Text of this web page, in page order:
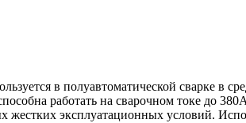
в полуавтоматической сварке в
работать на сварочном токе до
жестких эксплуатационных условий.